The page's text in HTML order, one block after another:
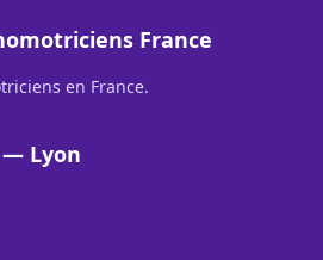
France
en France.
— Lyon